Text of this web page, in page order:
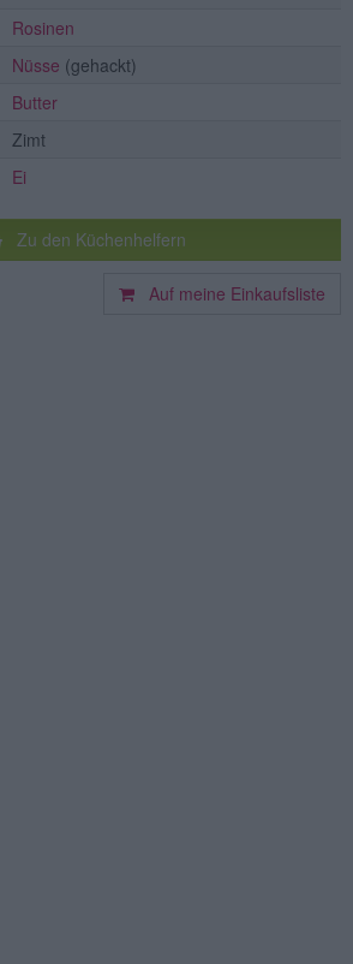
Rosinen
Nüsse (gehackt)
Butter
Zimt
Ei
Zu den Küchenhelfern
Auf meine Einkaufsliste